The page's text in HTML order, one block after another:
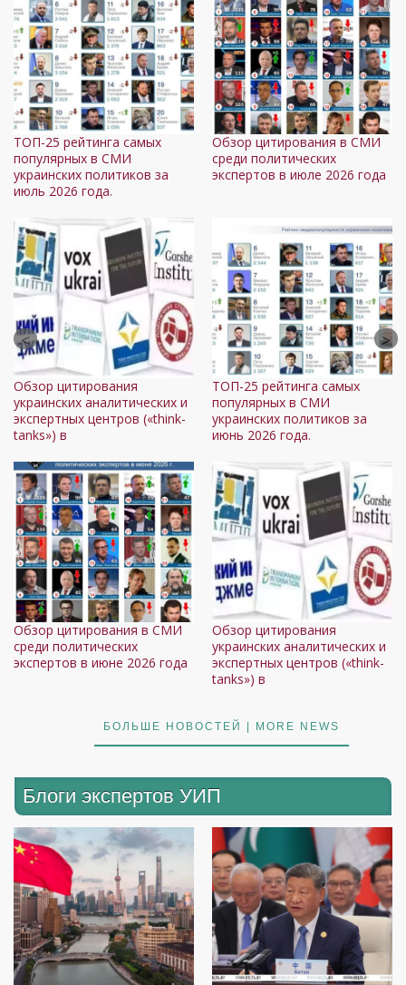
ТОП-25 рейтинга самых
популярных в СМИ
украинских политиков за
июль 2026 года.
Обзор цитирования в СМИ
среди политических
экспертов в июле 2026 года
Обзор цитирования
украинских аналитических и
экспертных центров («think-
tanks») в
ТОП-25 рейтинга самых
популярных в СМИ
украинских политиков за
июнь 2026 года.
Обзор цитирования в СМИ
среди политических
экспертов в июне 2026 года
Обзор цитирования
украинских аналитических и
экспертных центров («think-
tanks») в
БОЛЬШЕ НОВОСТЕЙ | MORE NEWS
Блоги экспертов УИП